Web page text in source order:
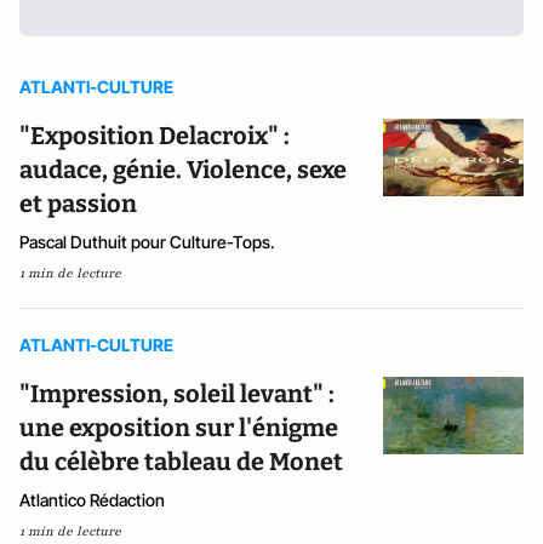
ATLANTI-CULTURE
"Exposition Delacroix" :
audace, génie. Violence, sexe
et passion
Pascal Duthuit pour Culture-Tops.
1 min de lecture
ATLANTI-CULTURE
"Impression, soleil levant" :
une exposition sur l'énigme
du célèbre tableau de Monet
Atlantico Rédaction
1 min de lecture